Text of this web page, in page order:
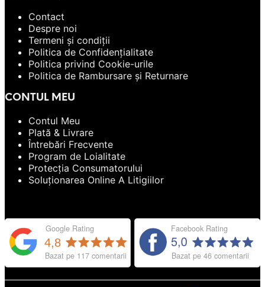
Contact
Despre noi
Termeni și condiții
Politica de Confidențialitate
Politica privind Cookie-urile
Politica de Rambursare și Returnare
CONTUL MEU
Contul Meu
Plată & Livrare
Întrebări Frecvente
Program de Loialitate
Protecția Consumatorului
Soluționarea Online A Litigiilor